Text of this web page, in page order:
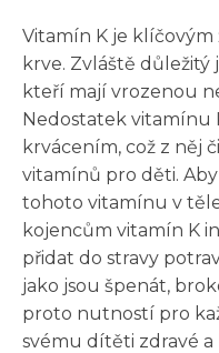
Vitamín K je klíčovým
krve. Zvláště
kteří mají vrozenou
Nedostatek vitamínu
krvácením, což z něj
vitamínů pro děti.
tohoto vitamínu v
kojencům vitamín K
přidat do stravy
jako jsou špenát,
proto nutností pro
svému dítěti zdravé a